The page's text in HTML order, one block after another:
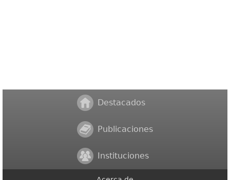
Destacados
Publicaciones
Instituciones